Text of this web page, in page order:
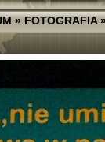
»FOTOGRAFIA